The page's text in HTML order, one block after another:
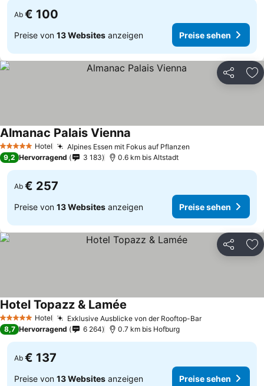
Ab € 100
Preise von 13 Websites anzeigen Preise sehen
Teilen
5 Sterne Hotel Alpines Essen mit Fokus auf Pflanzen
Almanac Palais Vienna
9,2 Hervorragend 3 183 0.6 km bis Altstadt
Ab € 257
Preise von 13 Websites anzeigen Preise sehen
Teilen
5 Sterne Hotel Exklusive Ausblicke von der Rooftop-Bar
Hotel Topazz & Lamée
8,7 Hervorragend 6 264 0.7 km bis Hofburg
Ab € 137
Preise von 13 Websites anzeigen Preise sehen